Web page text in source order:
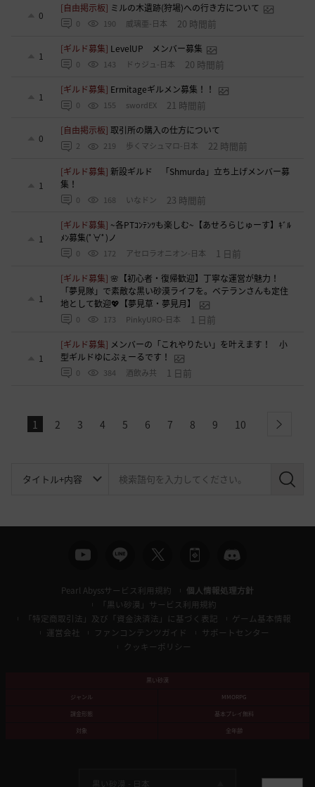
0
[自由掲示板] ミルの木遺跡(狩場)への行き方について
0 190 威璃亜-日本 20 時間前
1
[ギルド募集] LevelUP メンバー募集
0 143 ドゥジュ-日本 20 時間前
1
[ギルド募集] Ermitageギルメン募集！！
0 155 swordEX 21 時間前
0
[自由掲示板]取引所の購入の仕方について
2 219 歩くマシュマロ-日本 22 時間前
1
[ギルド募集] 新設ギルド 「Shmurda」立ち上げメンバー募
集！
0 168 いなドン 23 時間前
1
[ギルド募集] ~各PTｺﾝﾃﾝﾂも楽しむ~【あせろらじゅーす】ｷﾞﾙ
ﾒﾝ募集(ﾟ∀ﾟ)ノ
0 172 アセロラオニオン-日本 1 日前
1
[ギルド募集] 🌸【初心者・復帰歓迎】丁寧な運営が魅力！
「夢見隊」で素敵な黒い砂漠ライフを。ベテランさんも定住
地として歓迎💖【夢見草・夢見月】
0 173 PinkyURO-日本 1 日前
1
[ギルド募集] メンバーの「これやりたい」を叶えます！ 小
型ギルドゆにぶぇーるです！
0 384 酒飲み共 1 日前
1 2 3 4 5 6 7 8 9 10 next
検
Pearl Abyssサービス利用規約
個人情報処理方針
「黒い砂漠」サービス利用規約
「特定商取引法」及び「資金決済法」に基づく表記
ゲーム基本情報
運営会社
ファンコンテンツガイド
サポートセンター
クッキーポリシー
黒い砂漠
ジャンル
MMORPG
課金形態
基本プレイ無料
対象
全年齢
黒い砂漠 - 日本